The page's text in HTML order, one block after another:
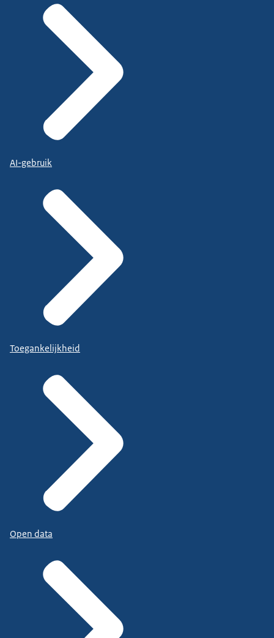
AI-gebruik
Toegankelijkheid
Open data